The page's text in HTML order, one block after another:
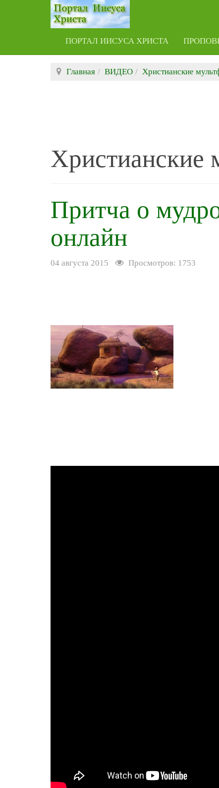
ПОРТАЛ ИИСУСА ХРИСТА
Главная ВИДЕО Христианские
Христианские
Притча о
онлайн
04 августа 2015 Просмотров: 1753